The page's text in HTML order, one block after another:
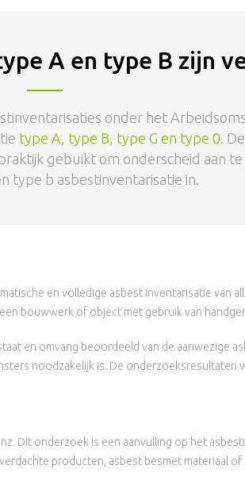
A en type B zijn
onder het
type A, type B, type G en type 0 .
gebuikt om onderscheid aan
type b asbestinventarisatie in.
en volledige asbest inventarisatie van
bouwwerk of object met gebruik van
en omvang beoordeeld van de aanwezige
noodzakelijk is. De onderzoeksresultaten
Dit onderzoek is een aanvulling op het
producten, asbest besmet materiaal